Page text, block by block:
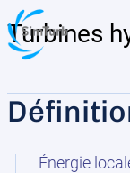
Énergie